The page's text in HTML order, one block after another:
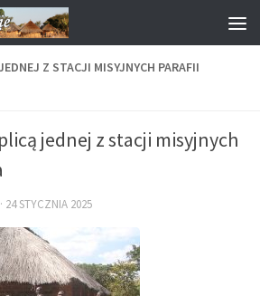
Z STACJI MISYJNYCH PARAFII
jednej z stacji misyjnych
· 24 STYCZNIA 2025